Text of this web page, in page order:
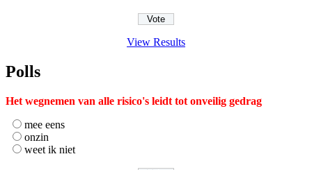
View Results
Polls
Het wegnemen van alle risico's leidt tot onveilig gedrag
mee eens
onzin
weet ik niet